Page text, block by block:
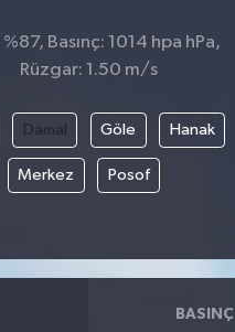
Basınç: 1014 hpa hPa,
Rüzgar: 1.50 m/s
Damal Göle Hanak
Merkez Posof
BASINÇ